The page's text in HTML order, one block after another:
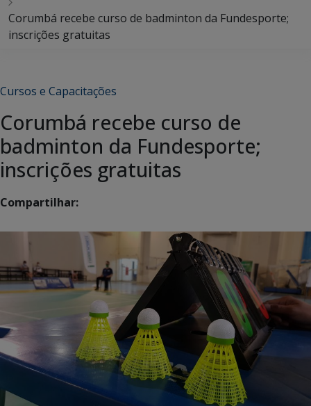
Corumbá recebe curso de badminton da Fundesporte;
inscrições gratuitas
Cursos e Capacitações
Corumbá recebe curso de
badminton da Fundesporte;
inscrições gratuitas
Compartilhar: